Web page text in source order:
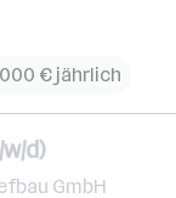
€ jährlich
d)
GmbH